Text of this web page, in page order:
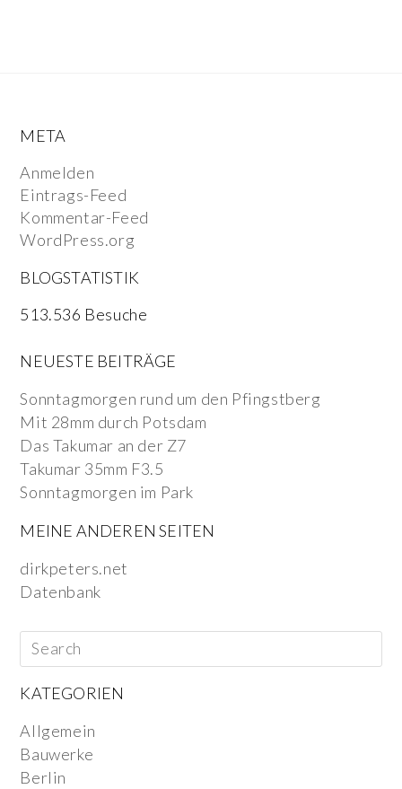
META
Anmelden
Eintrags-Feed
Kommentar-Feed
WordPress.org
BLOGSTATISTIK
513.536 Besuche
NEUESTE BEITRÄGE
Sonntagmorgen rund um den Pfingstberg
Mit 28mm durch Potsdam
Das Takumar an der Z7
Takumar 35mm F3.5
Sonntagmorgen im Park
MEINE ANDEREN SEITEN
dirkpeters.net
Datenbank
KATEGORIEN
Allgemein
Bauwerke
Berlin